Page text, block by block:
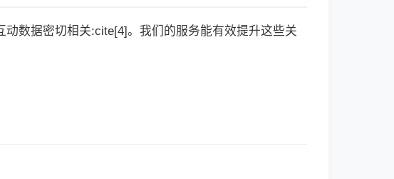
数据密切相关:cite[4]。我们的服务能有效提升这些关